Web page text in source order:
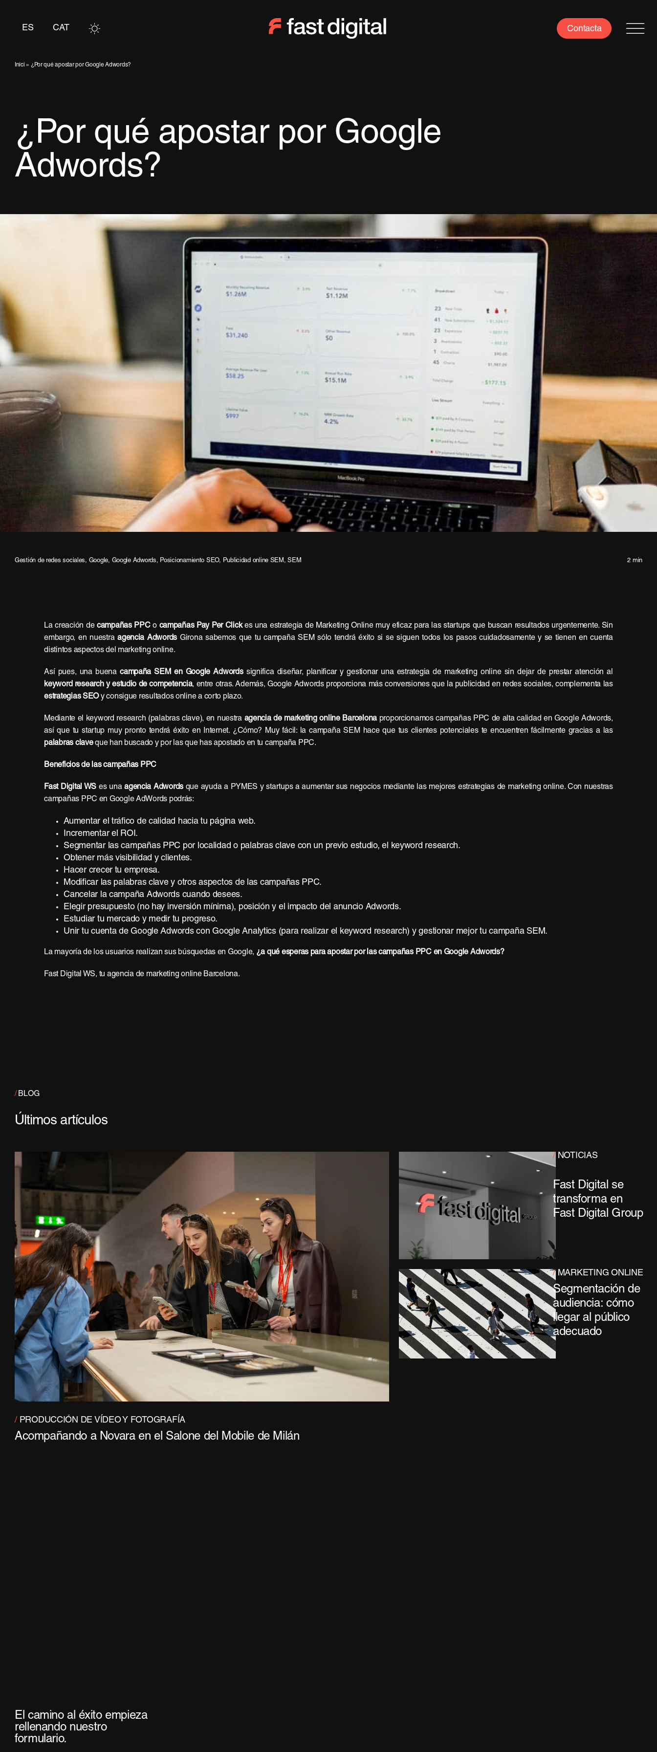
contenido
ES CAT Contacta
Inici » ¿Por qué apostar por Google Adwords?
¿Por qué apostar por Google
Adwords?
Gestión de redes sociales, Google, Google Adwords, Posicionamiento SEO, Publicidad online SEM ,SEM 2 min
La creación de campañas PPCo campañas Pay Per Clickes una estrategia de Marketing Online muy eficaz para las startups que buscan resultados urgentemente. Sin
embargo, en nuestraagencia Adwords Girona sabemos que tu campaña SEM sólo tendrá éxito si se siguen todos los pasos cuidadosamente y se tienen en cuenta
distintos aspectos del marketing online.
Así pues, una buenacampaña SEM en Google Adwordssignifica diseñar, planificar y gestionar una estrategia de marketing online sin dejar de prestar atención al
keyword research y estudio de competencia, entre otras. Además, Google Adwords proporciona más conversiones que la publicidad en redes sociales, complementa las
estrategias SEOy consigue resultados online a corto plazo.
Mediante el keyword research (palabras clave), en nuestra agencia de marketing online Barcelonaproporcionamos campañas PPC de alta calidad en Google Adwords,
así que tu startup muy pronto tendrá éxito en Internet. ¿Cómo? Muy fácil: la campaña SEM hace que tus clientes potenciales te encuentren fácilmente gracias a las
palabras claveque han buscado y por las que has apostado en tu campaña PPC.
Beneficios de las campañas PPC
Fast Digital WS es unaagencia Adwords que ayuda a PYMES y startups a aumentar sus negocios mediante las mejores estrategias de marketing online. Con nuestras
campañas PPC en Google AdWords podrás:
Aumentar el tráfico de calidad hacia tu página web.
Incrementar el ROI.
Segmentar las campañas PPC por localidad o palabras clave con un previo estudio, el keyword research.
Obtener más visibilidad y clientes.
Hacer crecer tu empresa.
Modificar las palabras clave y otros aspectos de las campañas PPC.
Cancelar la campaña Adwords cuando desees.
Elegir presupuesto (no hay inversión mínima), posición y el impacto del anuncio Adwords.
Estudiar tu mercado y medir tu progreso.
Unir tu cuenta de Google Adwords con Google Analytics (para realizar el keyword research) y gestionar mejor tu campaña SEM.
La mayoría de los usuarios realizan sus búsquedas en Google, ¿a qué esperas para apostar por las campañas PPC en Google Adwords?
Fast Digital WS, tu agencia de marketing online Barcelona.
/BLOG
Últimos artículos
/ PRODUCCIÓN DE VÍDEO Y FOTOGRAFÍA
Acompañando a Novara en el Salone del Mobile de Milán
/ NOTICIAS
Fast Digital se
transforma en
Fast Digital Group
/ MARKETING ONLINE
Segmentación de
audiencia: cómo
llegar al público
adecuado
El camino al éxito empieza
rellenando nuestro
formulario.